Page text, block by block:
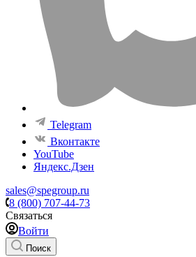
Telegram
Вконтакте
YouTube
Яндекс.Дзен
sales@spegroup.ru
8 (800) 707-44-73
Связаться
Войти
Поиск